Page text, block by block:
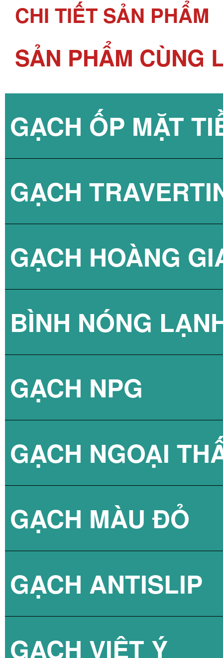
CHI TIẾT SẢN PHẨM
SẢN PHẨM CÙNG
GẠCH ỐP MẶT
GẠCH
GẠCH HOÀNG
BÌNH NÓNG
BÌNH NÓNG
BÌNH NÓNG
BÌNH NÓNG
BÌNH NÓNG
BÌNH NÓNG
GẠCH NPG
GẠCH NPG
GẠCH NPG
GẠCH NGOẠI
GẠCH MÀU ĐỎ
GẠCH ANTISLIP
GẠCH VIỆT Ý